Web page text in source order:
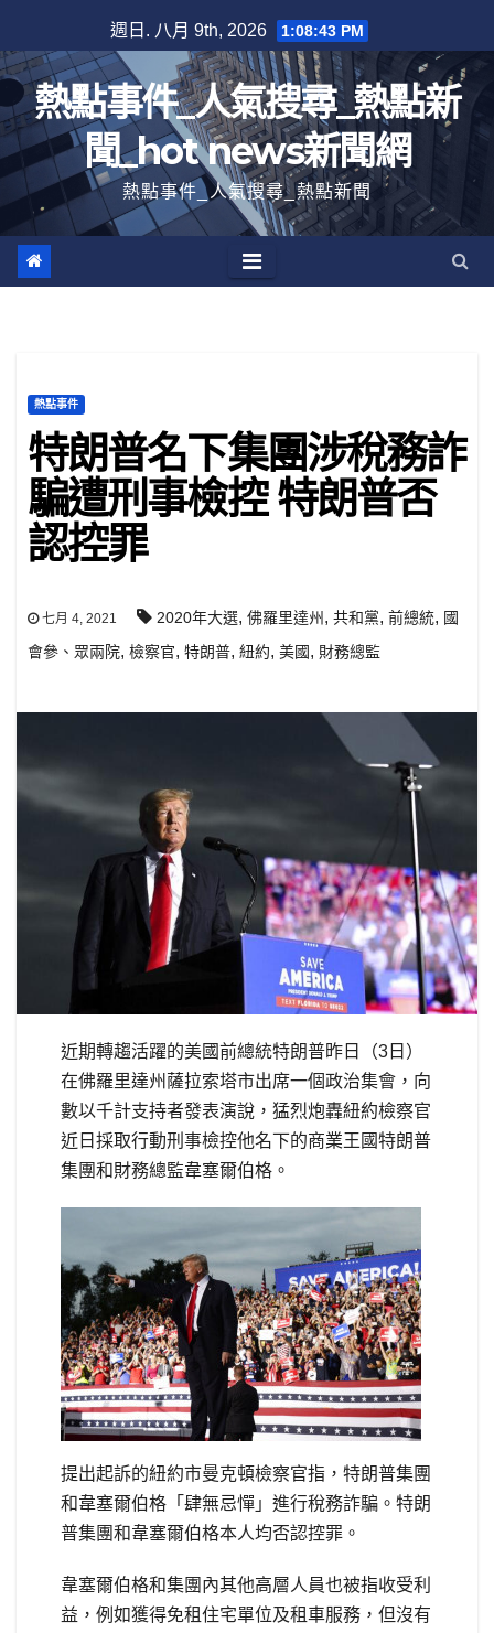
至
內
容
週日. 八月 9th, 2026 1:08:44 PM
熱點事件_人氣搜尋_熱點新
聞_hot news新聞網
熱點事件_人氣搜尋_熱點新聞
熱點事件
特朗普名下集團涉稅務詐
騙遭刑事檢控 特朗普否
認控罪
七月 4, 2021 2020年大選, 佛羅里達州 , 共和黨, 前總統, 國
會參、眾兩院, 檢察官, 特朗普, 紐約, 美國, 財務總監
近期轉趨活躍的美國前總統特朗普昨日（3日）
在佛羅里達州薩拉索塔市出席一個政治集會，向
數以千計支持者發表演說，猛烈炮轟紐約檢察官
近日採取行動刑事檢控他名下的商業王國特朗普
集團和財務總監韋塞爾伯格。
提出起訴的紐約市曼克頓檢察官指，特朗普集團
和韋塞爾伯格「肆無忌憚」進行稅務詐騙。特朗
普集團和韋塞爾伯格本人均否認控罪。
韋塞爾伯格和集團內其他高層人員也被指收受利
益，例如獲得免租住宅單位及租車服務，但沒有